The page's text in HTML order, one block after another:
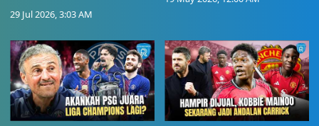
29 Jul 2026, 3:03 AM